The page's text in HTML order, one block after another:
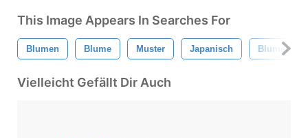
This Image Appears In Searches For
Blumen Blume Muster Japanisch
Vielleicht Gefällt Dir Auch